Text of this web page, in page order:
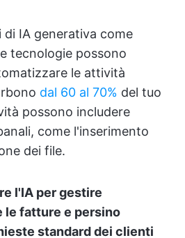
IA generativa come
tecnologie possono
le attività
dal 60 al 70% del tuo
possono includere
come l'inserimento
dei file.
l'IA per gestire
le fatture e persino
standard dei clienti